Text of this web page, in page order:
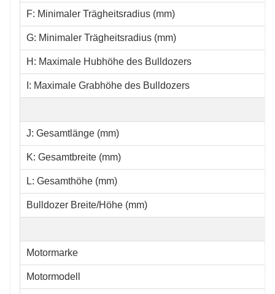
F: Minimaler Trägheitsradius (mm)
G: Minimaler Trägheitsradius (mm)
H: Maximale Hubhöhe des Bulldozers
I: Maximale Grabhöhe des Bulldozers
J: Gesamtlänge (mm)
K: Gesamtbreite (mm)
L: Gesamthöhe (mm)
Bulldozer Breite/Höhe (mm)
Motormarke
Motormodell